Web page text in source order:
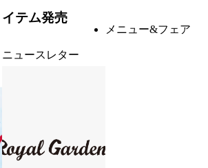
イテム発売
ニュースレター
メニュー&フェア